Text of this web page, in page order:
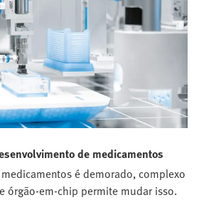
de medicamentos
é demorado, complexo
órgão‑em‑chip permite mudar isso.